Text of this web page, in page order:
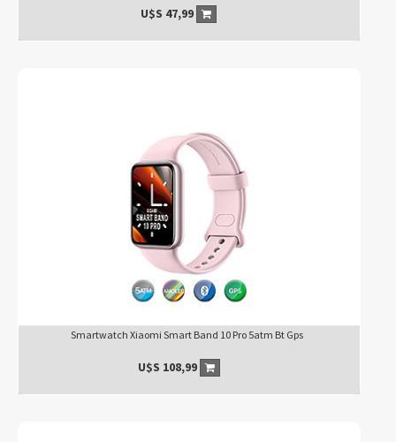
U$S 47,99
Smartwatch Xiaomi Smart Band 10 Pro 5atm Bt Gps
U$S 108,99